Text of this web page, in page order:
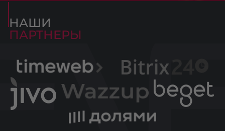
НАШИ
ПАРТНЕРЫ